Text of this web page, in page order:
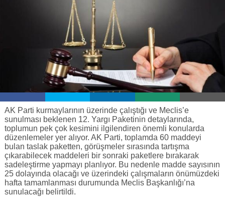
AK Parti kurmaylarının üzerinde çalıştığı ve Meclis’e
sunulması beklenen 12. Yargı Paketinin detaylarında,
toplumun pek çok kesimini ilgilendiren önemli konularda
düzenlemeler yer alıyor. AK Parti, toplamda 60 maddeyi
bulan taslak paketten, görüşmeler sırasında tartışma
çıkarabilecek maddeleri bir sonraki paketlere bırakarak
sadeleştirme yapmayı planlıyor. Bu nedenle madde sayısının
25 dolayında olacağı ve üzerindeki çalışmaların önümüzdeki
hafta tamamlanması durumunda Meclis Başkanlığı’na
sunulacağı belirtildi.